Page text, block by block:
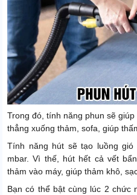
Trong đó, tính năng phun sẽ
thẳng xuống thảm, sofa, giúp
Tính năng hút sẽ tạo luồng
mbar. Vì thế, hút hết cả vết
thảm vào máy, giúp thảm khô,
Bạn có thể bật cùng lúc 2 chức